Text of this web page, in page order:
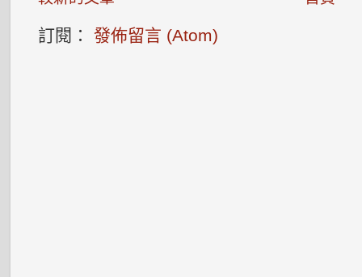
訂閱： 發佈留言 (Atom)